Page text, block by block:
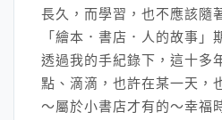
長久，而學習，也不應該隨
「繪本．書店．人的故事」
透過我的手紀錄下，這十多
點、滴滴，也許在某一天，
～屬於小書店才有的～幸福